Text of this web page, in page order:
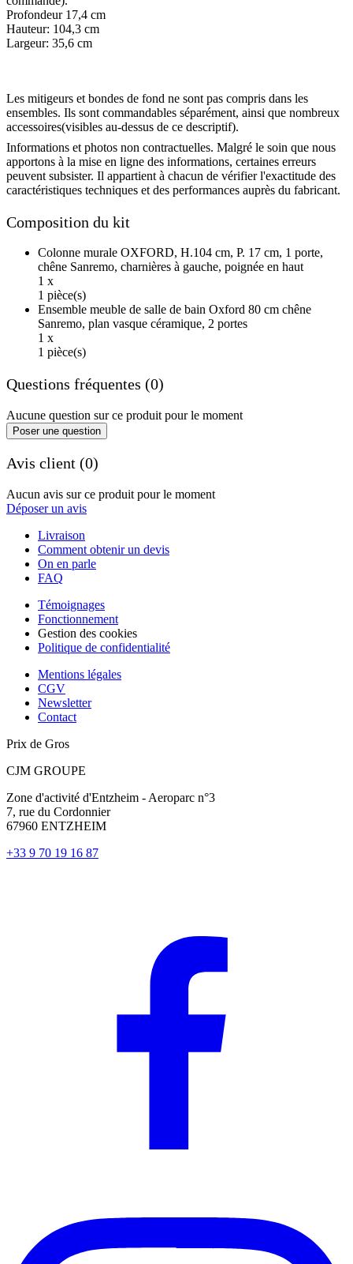
Profondeur 17,4 cm
Hauteur: 104,3 cm
Largeur: 35,6 cm
Les mitigeurs et bondes de fond ne sont pas compris dans les
ensembles. Ils sont commandables séparément, ainsi que nombreux
accessoires(visibles au-dessus de ce descriptif).
Informations et photos non contractuelles. Malgré le soin que nous
apportons à la mise en ligne des informations, certaines erreurs
peuvent subsister. Il appartient à chacun de vérifier l'exactitude des
caractéristiques techniques et des performances auprès du fabricant.
Composition du kit
Colonne murale OXFORD, H.104 cm, P. 17 cm, 1 porte,
chêne Sanremo, charnières à gauche, poignée en haut
1 x
1 pièce(s)
Ensemble meuble de salle de bain Oxford 80 cm chêne
Sanremo, plan vasque céramique, 2 portes
1 x
1 pièce(s)
Questions fréquentes (0)
Aucune question sur ce produit pour le moment
Poser une question
Avis client (0)
Aucun avis sur ce produit pour le moment
Déposer un avis
Livraison
Comment obtenir un devis
On en parle
FAQ
Témoignages
Fonctionnement
Gestion des cookies
Politique de confidentialité
Mentions légales
CGV
Newsletter
Contact
Prix de Gros
CJM GROUPE
Zone d'activité d'Entzheim - Aeroparc n°3
7, rue du Cordonnier
67960 ENTZHEIM
+33 9 70 19 16 87